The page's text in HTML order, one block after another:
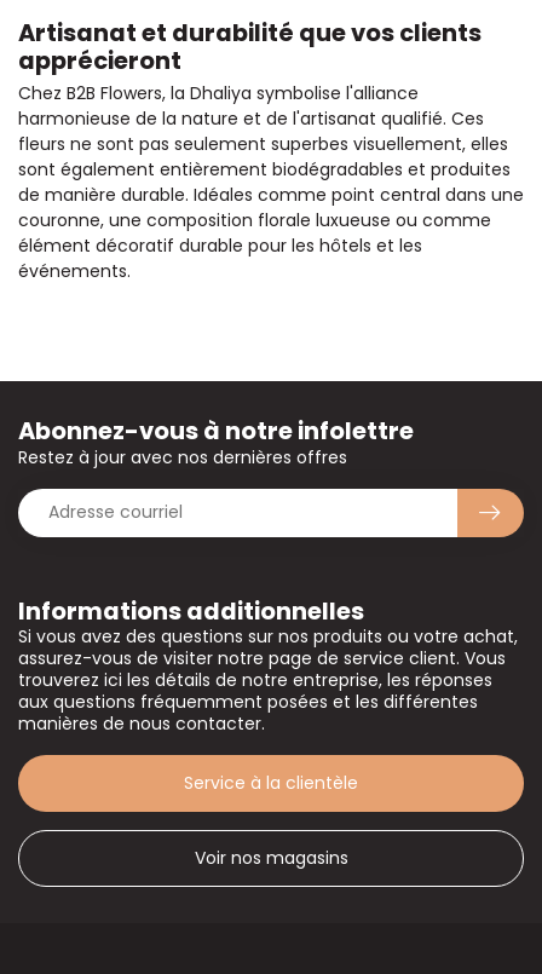
Artisanat et durabilité que vos clients
apprécieront
Chez B2B Flowers, la Dhaliya symbolise l'alliance
harmonieuse de la nature et de l'artisanat qualifié. Ces
fleurs ne sont pas seulement superbes visuellement, elles
sont également entièrement biodégradables et produites
de manière durable. Idéales comme point central dans une
couronne, une composition florale luxueuse ou comme
élément décoratif durable pour les hôtels et les
événements.
Informations additionnelles
Si vous avez des questions sur nos produits ou votre achat,
assurez-vous de visiter notre page de service client. Vous
trouverez ici les détails de notre entreprise, les réponses
aux questions fréquemment posées et les différentes
manières de nous contacter.
Service à la clientèle
Voir nos magasins
Abonnez-vous à notre infolettre
Restez à jour avec nos dernières offres